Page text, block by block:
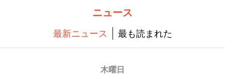
ニュース
最新ニュース 最も読まれた
木曜日